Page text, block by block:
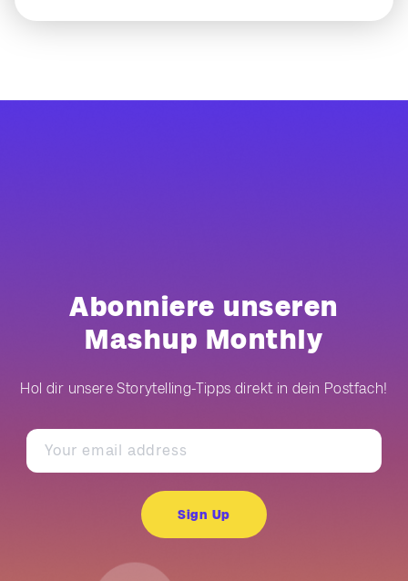
Abonniere unseren
Mashup Monthly
Hol dir unsere Storytelling-Tipps direkt in dein Postfach!